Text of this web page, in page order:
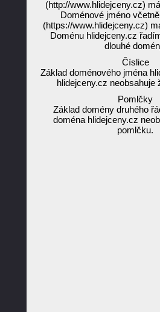
(http://www.hlidejceny.cz)
Doménové jméno
(https://www.hlidejceny.cz)
Doménu hlidejceny.cz
dlouhé
Číslice
Základ doménového jména
hlidejceny.cz neobsahuje
Pomlčky
Základ domény druhého
doména hlidejceny.cz
pomlčku.